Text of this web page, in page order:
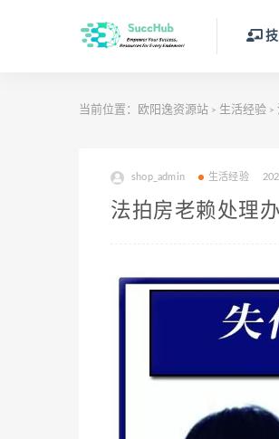
当前位置： 欧阳逸资源站 > 生活经验 >
shop_admin 生活经验
法拍房老赖处理